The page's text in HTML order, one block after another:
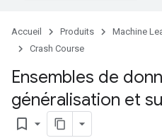
Accueil Produits Machine
Crash Course
Ensembles de
généralisation et
bookmark_border